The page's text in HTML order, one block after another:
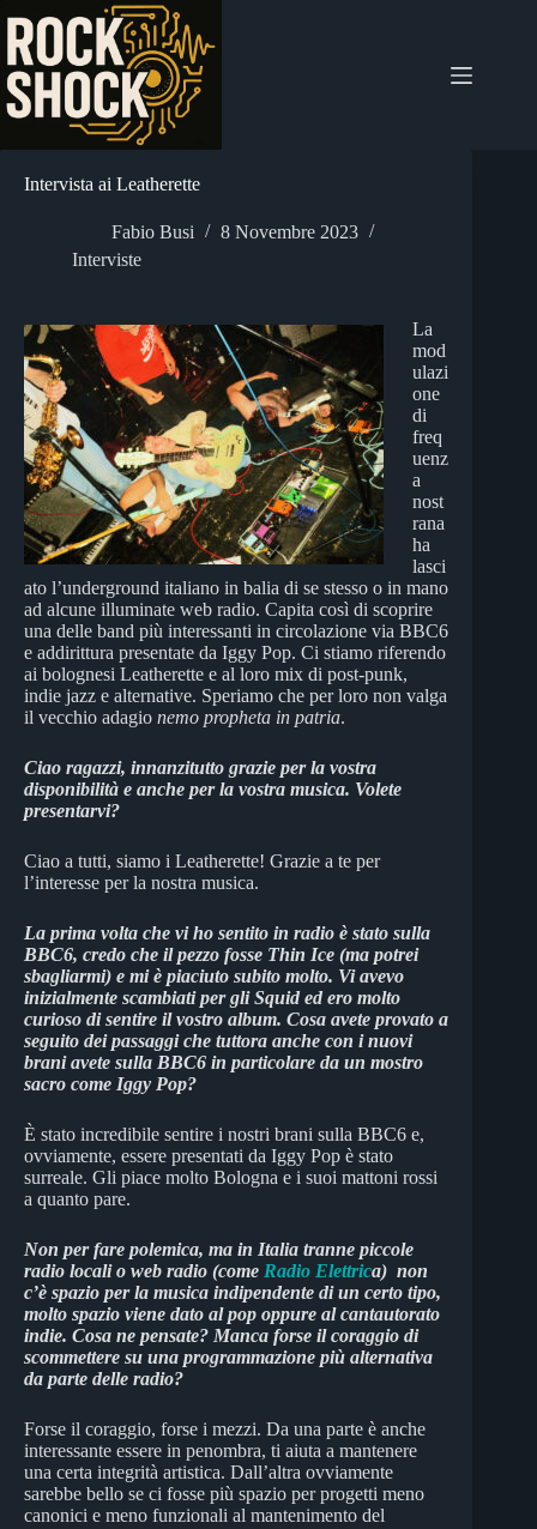
contenuto
Intervista ai Leatherette
Fabio Busi
8 Novembre 2023
Interviste
La
mod
ulazi
one
di
freq
uenz
a
nost
rana
ha
lasci
ato l’underground italiano in balia di se stesso o in mano
ad alcune illuminate web radio. Capita così di scoprire
una delle band più interessanti in circolazione via BBC6
e addirittura presentate da Iggy Pop. Ci stiamo riferendo
ai bolognesi Leatherette e al loro mix di post-punk,
indie jazz e alternative. Speriamo che per loro non valga
il vecchio adagio nemo propheta in patria.
Ciao ragazzi, innanzitutto grazie per la vostra
disponibilità e anche per la vostra musica. Volete
presentarvi?
Ciao a tutti, siamo i Leatherette! Grazie a te per
l’interesse per la nostra musica.
La prima volta che vi ho sentito in radio è stato sulla
BBC6, credo che il pezzo fosse Thin Ice (ma potrei
sbagliarmi) e mi è piaciuto subito molto. Vi avevo
inizialmente scambiati per gli Squid ed ero molto
curioso di sentire il vostro album. Cosa avete provato a
seguito dei passaggi che tuttora anche con i nuovi
brani avete sulla BBC6 in particolare da un mostro
sacro come Iggy Pop?
È stato incredibile sentire i nostri brani sulla BBC6 e,
ovviamente, essere presentati da Iggy Pop è stato
surreale. Gli piace molto Bologna e i suoi mattoni rossi
a quanto pare.
Non per fare polemica, ma in Italia tranne piccole
radio locali o web radio (come Radio Elettrica) non
c’è spazio per la musica indipendente di un certo tipo,
molto spazio viene dato al pop oppure al cantautorato
indie. Cosa ne pensate? Manca forse il coraggio di
scommettere su una programmazione più alternativa
da parte delle radio?
Forse il coraggio, forse i mezzi. Da una parte è anche
interessante essere in penombra, ti aiuta a mantenere
una certa integrità artistica. Dall’altra ovviamente
sarebbe bello se ci fosse più spazio per progetti meno
canonici e meno funzionali al mantenimento del